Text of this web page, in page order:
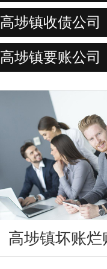
高埗镇收债公司
高埗镇要账公司
高埗镇坏账烂